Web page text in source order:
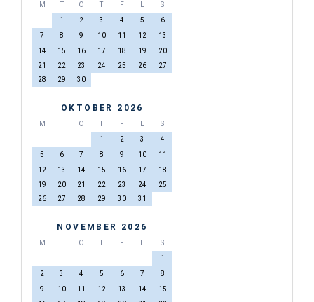
M T O T F L
S
1
2 3 4 5
6
7
8 9 10 11 12
13
14
15 16 17 18 19
20
21
22 23 24 25 26
27
28
29 30
OKTOBER 2026
M T O T F L
S
1
2 3
4
5
6 7 8 9 10
11
12
13 14 15 16 17
18
19
20 21 22 23 24
25
26
27 28 29 30 31
NOVEMBER 2026
M T O T F L
S
1
2
3 4 5 6 7
8
9
10 11 12 13 14
15